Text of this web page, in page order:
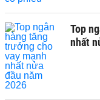
Top
nhất